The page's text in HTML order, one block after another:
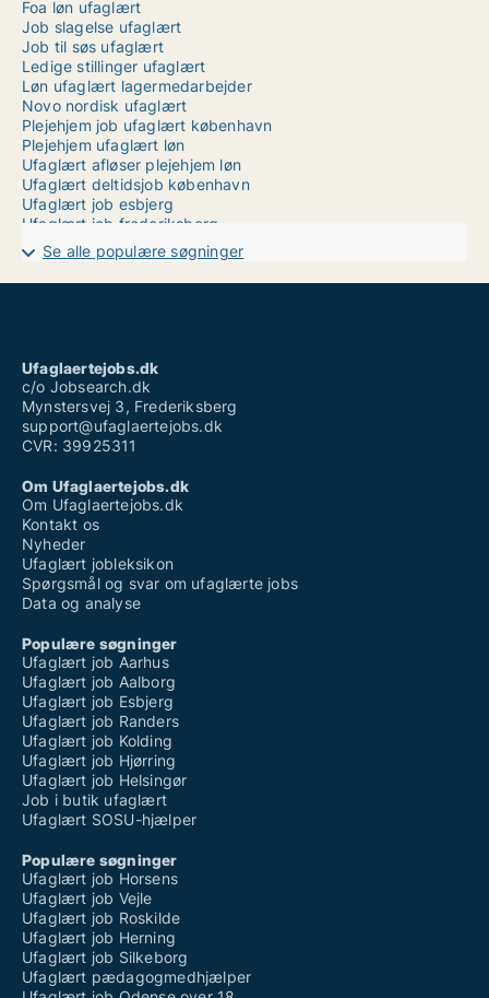
Foa løn ufaglært
Job slagelse ufaglært
Job til søs ufaglært
Ledige stillinger ufaglært
Løn ufaglært lagermedarbejder
Novo nordisk ufaglært
Plejehjem job ufaglært københavn
Plejehjem ufaglært løn
Ufaglært afløser plejehjem løn
Ufaglært deltidsjob københavn
Ufaglært job esbjerg
Ufaglært job frederiksberg
Ufaglært job københavn deltid
Ufaglært job slagelse
Ufaglært job aarhus universitetshospital
Ufaglært tømrer
Ufaglært vinduespudser løn
Se alle populære søgninger
Ufaglaertejobs.dk
c/o Jobsearch.dk
Mynstersvej 3, Frederiksberg
support@ufaglaertejobs.dk
CVR: 39925311
Om Ufaglaertejobs.dk
Om Ufaglaertejobs.dk
Kontakt os
Nyheder
Ufaglært jobleksikon
Spørgsmål og svar om ufaglærte jobs
Data og analyse
Populære søgninger
Ufaglært job Aarhus
Ufaglært job Aalborg
Ufaglært job Esbjerg
Ufaglært job Randers
Ufaglært job Kolding
Ufaglært job Hjørring
Ufaglært job Helsingør
Job i butik ufaglært
Ufaglært SOSU-hjælper
Populære søgninger
Ufaglært job Horsens
Ufaglært job Vejle
Ufaglært job Roskilde
Ufaglært job Herning
Ufaglært job Silkeborg
Ufaglært pædagogmedhjælper